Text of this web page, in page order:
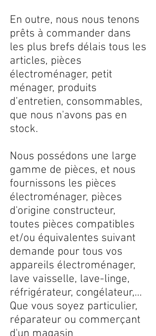
En outre, nous nous tenons
prêts à commander dans
les plus brefs délais tous les
articles, pièces
électroménager, petit
ménager, produits
d’entretien, consommables,
que nous n'avons pas en
stock.
Nous possédons une large
gamme de pièces, et nous
fournissons les pièces
électroménager, pièces
d'origine constructeur,
toutes pièces compatibles
et/ou équivalentes suivant
demande pour tous vos
appareils électroménager,
lave vaisselle, lave-linge,
réfrigérateur, congélateur,...
Que vous soyez particulier,
réparateur ou commerçant